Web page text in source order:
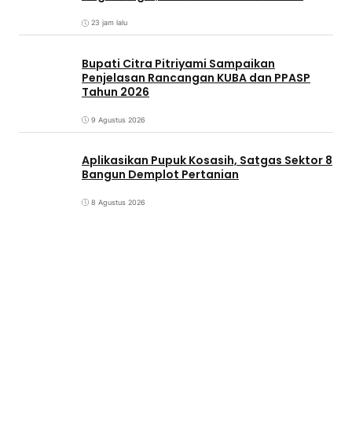
23 jam lalu
Bupati Citra Pitriyami Sampaikan
Penjelasan Rancangan KUBA dan PPASP
Tahun 2026
9 Agustus 2026
Aplikasikan Pupuk Kosasih, Satgas Sektor 8
Bangun Demplot Pertanian
8 Agustus 2026